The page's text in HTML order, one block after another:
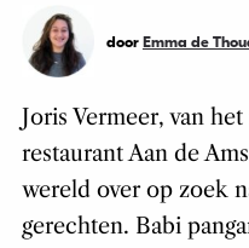
door Emma de
Joris Vermeer, van
restaurant Aan de
wereld over op zoek
gerechten. Babi